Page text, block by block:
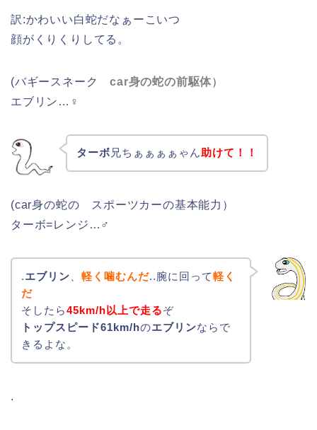
訳:かわいい白蛇だなぁーこいつ
顔がくりくりしてる。
(バギースネークcar身の蛇の前駆体）
エブリン…♀
ターボ 兄ちぁぁぁぁゃん助けて！！
(car身の蛇の スポーツカーの基本能力）
ターボ=レンジ…♂
.エブリン 軽く噛むんだ..腕に回って軽く
だ
そしたら45km/h以上で走るぞ
トップスピード61km/hのエブリンならで
きるよな。
.